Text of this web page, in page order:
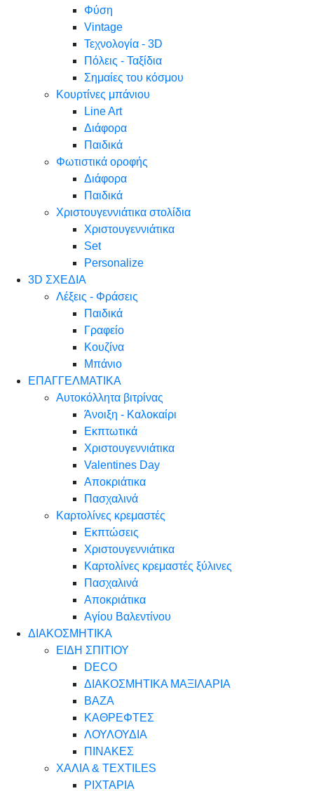
Φύση
Vintage
Τεχνολογία - 3D
Πόλεις - Ταξίδια
Σημαίες του κόσμου
Κουρτίνες μπάνιου
Line Art
Διάφορα
Παιδικά
Φωτιστικά οροφής
Διάφορα
Παιδικά
Χριστουγεννιάτικα στολίδια
Χριστουγεννιάτικα
Set
Personalize
3D ΣΧΕΔΙΑ
Λέξεις - Φράσεις
Παιδικά
Γραφείο
Κουζίνα
Μπάνιο
ΕΠΑΓΓΕΛΜΑΤΙΚΑ
Αυτοκόλλητα βιτρίνας
Άνοιξη - Καλοκαίρι
Εκπτωτικά
Χριστουγεννιάτικα
Valentines Day
Αποκριάτικα
Πασχαλινά
Καρτολίνες κρεμαστές
Εκπτώσεις
Χριστουγεννιάτικα
Καρτολίνες κρεμαστές ξύλινες
Πασχαλινά
Αποκριάτικα
Αγίου Βαλεντίνου
ΔΙΑΚΟΣΜΗΤΙΚΑ
ΕΙΔΗ ΣΠΙΤΙΟΥ
DECO
ΔΙΑΚΟΣΜΗΤΙΚΑ ΜΑΞΙΛΑΡΙΑ
ΒΑΖΑ
ΚΑΘΡΕΦΤΕΣ
ΛΟΥΛΟΥΔΙΑ
ΠΙΝΑΚΕΣ
ΧΑΛΙΑ & TEXTILES
ΡΙΧΤΑΡΙΑ